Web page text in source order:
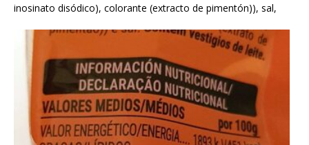
inosinato disódico), colorante (extracto de pimentón)), sal,